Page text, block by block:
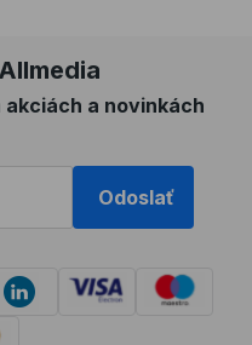
a novinkách
Odoslať